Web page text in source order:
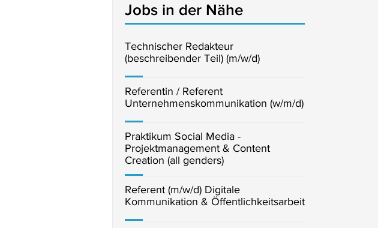
Jobs in der Nähe
Technischer Redakteur
(beschreibender Teil) (m/w/d)
Referentin / Referent
Unternehmenskommunikation (w/m/d)
Praktikum Social Media -
Projektmanagement & Content
Creation (all genders)
Referent (m/w/d) Digitale
Kommunikation & Öffentlichkeitsarbeit